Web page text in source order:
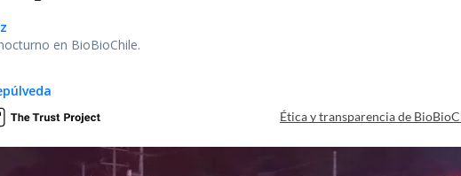
en BioBioChile.
Ética y transparencia de